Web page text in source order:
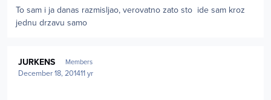
To sam i ja danas razmisljao, verovatno zato sto ide sam kroz
jednu drzavu samo
JURKENS Members
December 18, 201411 yr